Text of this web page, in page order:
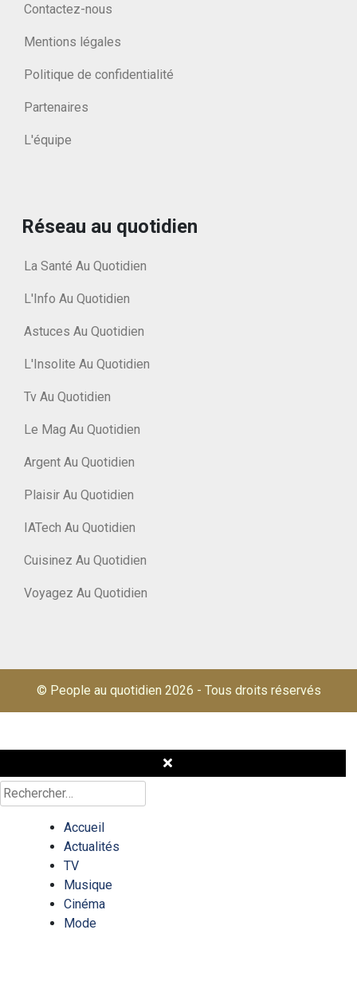
Contactez-nous
Mentions légales
Politique de confidentialité
Partenaires
L'équipe
Réseau au quotidien
La Santé Au Quotidien
L'Info Au Quotidien
Astuces Au Quotidien
L'Insolite Au Quotidien
Tv Au Quotidien
Le Mag Au Quotidien
Argent Au Quotidien
Plaisir Au Quotidien
IATech Au Quotidien
Cuisinez Au Quotidien
Voyagez Au Quotidien
© People au quotidien 2026 - Tous droits réservés
Rechercher :
Accueil
Actualités
TV
Musique
Cinéma
Mode